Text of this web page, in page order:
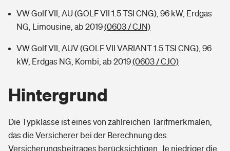
VW Golf VII, AU (GOLF VII 1.5 TSI CNG), 96 kW, Erdgas
NG, Limousine, ab 2019(0603 / CJN)
VW Golf VII, AUV (GOLF VII VARIANT 1.5 TSI CNG), 96
kW, Erdgas NG, Kombi, ab 2019(0603 / CJO)
Hintergrund
Die Typklasse ist eines von zahlreichen Tarifmerkmalen,
das die Versicherer bei der Berechnung des
Versicherungsbeitrages berücksichtigen. Je niedriger die